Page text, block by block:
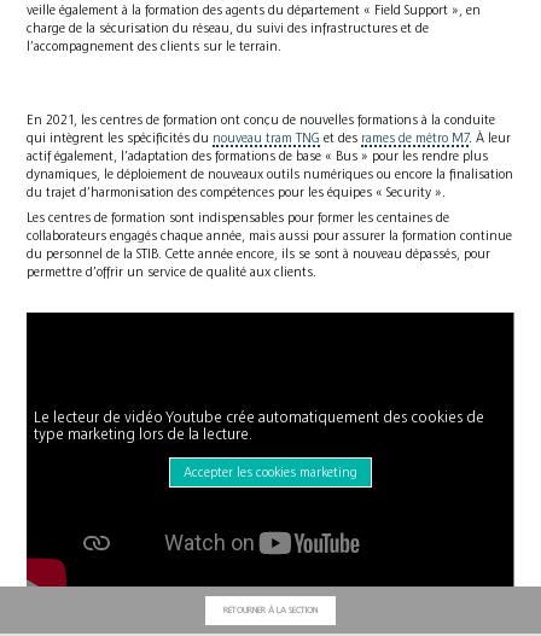
veille également à la formation des agents du département « Field Support », en
charge de la sécurisation du réseau, du suivi des infrastructures et de
l’accompagnement des clients sur le terrain.
En 2021, les centres de formation ont conçu de nouvelles formations à la conduite
qui intègrent les spécificités du nouveau tram TNG et des rames de métro M7. À leur
actif également, l’adaptation des formations de base « Bus » pour les rendre plus
dynamiques, le déploiement de nouveaux outils numériques ou encore la finalisation
du trajet d’harmonisation des compétences pour les équipes « Security ».
Les centres de formation sont indispensables pour former les centaines de
collaborateurs engagés chaque année, mais aussi pour assurer la formation continue
du personnel de la STIB. Cette année encore, ils se sont à nouveau dépassés, pour
permettre d’offrir un service de qualité aux clients.
Le lecteur de vidéo Youtube crée automatiquement des cookies de
type marketing lors de la lecture.
Accepter les cookies marketing
RETOURNER À LA SECTION